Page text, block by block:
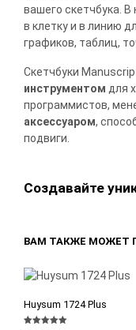
вашего скетчбука.
в клетку и в линию
графиков, таблиц,
Скетчбуки
инструментом для
программистов,
аксессуаром,
подвиги.
Создавайте
ВАМ ТАКЖЕ МОЖЕТ
Huysum 1724 Plus